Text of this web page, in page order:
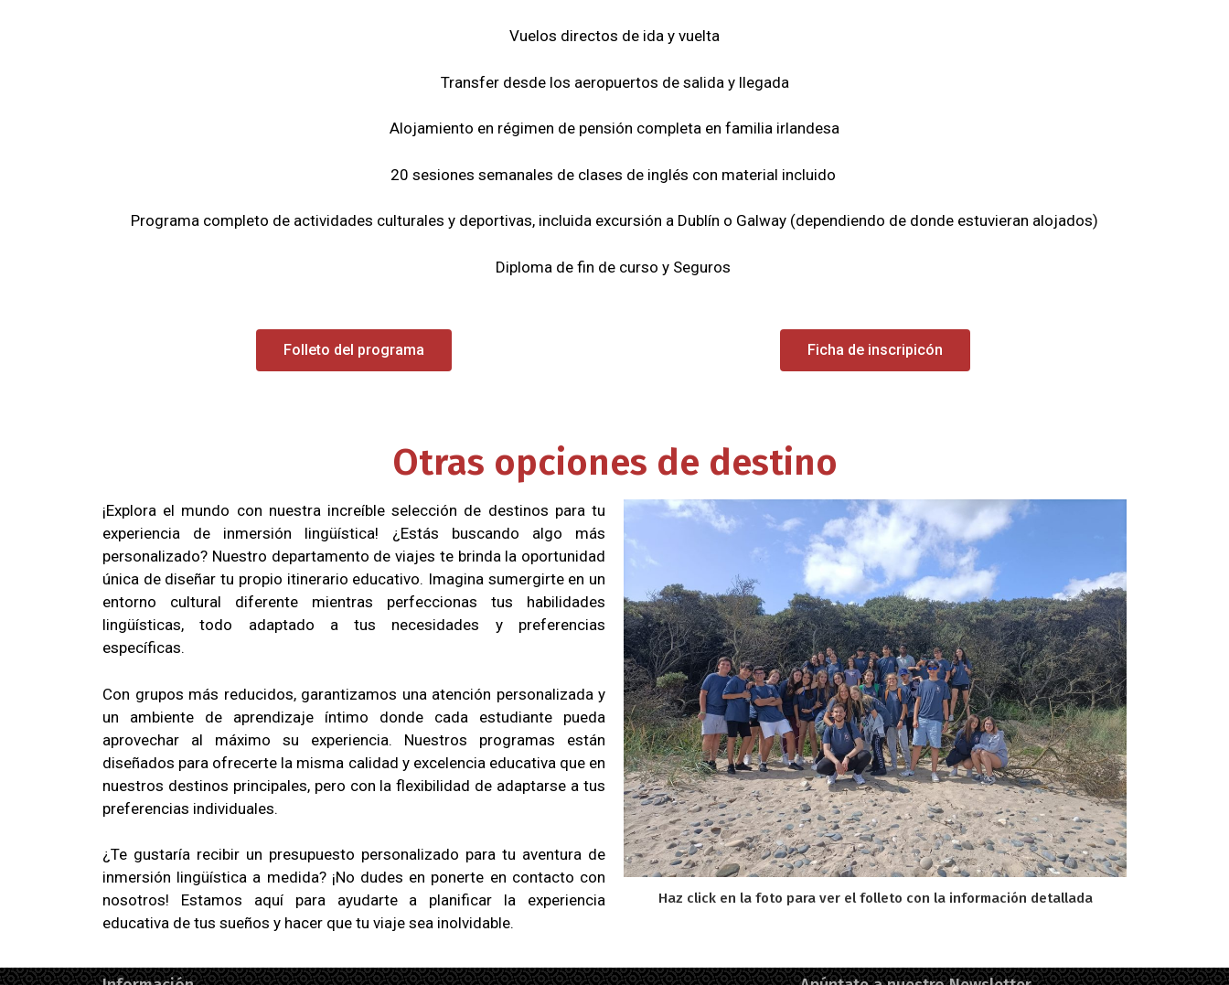
Vuelos directos de ida y vuelta
Transfer desde los aeropuertos de salida y llegada
Alojamiento en régimen de pensión completa en familia irlandesa
20 sesiones semanales de clases de inglés con material incluido
Programa completo de actividades culturales y deportivas, incluida excursión a Dublín o Galway (dependiendo de donde estuvieran alojados)
Diploma de fin de curso y Seguros
Folleto del programa Ficha de inscripicón
Otras opciones de destino
¡Explora el mundo con nuestra increíble selección de destinos para tu
experiencia de inmersión lingüística! ¿Estás buscando algo más
personalizado? Nuestro departamento de viajes te brinda la oportunidad
única de diseñar tu propio itinerario educativo. Imagina sumergirte en un
entorno cultural diferente mientras perfeccionas tus habilidades
lingüísticas, todo adaptado a tus necesidades y preferencias
específicas.
Con grupos más reducidos, garantizamos una atención personalizada y
un ambiente de aprendizaje íntimo donde cada estudiante pueda
aprovechar al máximo su experiencia. Nuestros programas están
diseñados para ofrecerte la misma calidad y excelencia educativa que en
nuestros destinos principales, pero con la flexibilidad de adaptarse a tus
preferencias individuales.
¿Te gustaría recibir un presupuesto personalizado para tu aventura de
inmersión lingüística a medida? ¡No dudes en ponerte en contacto con
nosotros! Estamos aquí para ayudarte a planificar la experiencia
educativa de tus sueños y hacer que tu viaje sea inolvidable.
Haz click en la foto para ver el folleto con la información detallada